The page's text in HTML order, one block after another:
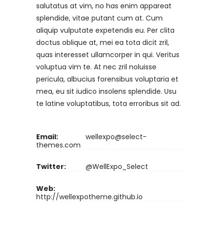
salutatus at vim, no has enim appareat
splendide, vitae putant cum at. Cum
aliquip vulputate expetendis eu. Per clita
doctus oblique at, mei ea tota dicit zril,
quas interesset ullamcorper in qui. Veritus
voluptua vim te. At nec zril noluisse
pericula, albucius forensibus voluptaria et
mea, eu sit iudico insolens splendide. Usu
te latine voluptatibus, tota erroribus sit ad.
Email:
wellexpo@select-
themes.com
Twitter: @WellExpo_Select
Web:
http://wellexpotheme.github.io